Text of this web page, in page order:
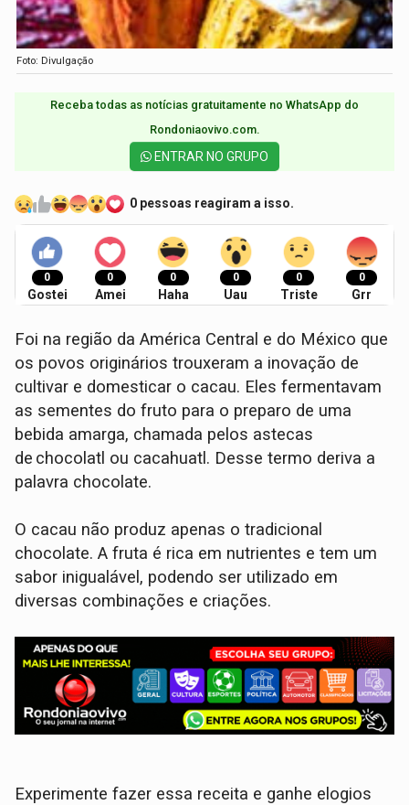
Foto: Divulgação
Receba todas as notícias gratuitamente no WhatsApp do
Rondoniaovivo.com.​
ENTRAR NO GRUPO
0 pessoas reagiram a isso.
0
Gostei
0
Amei
0
Haha
0
Uau
0
Triste
0
Grr
Foi na região da América Central e do México que
os povos originários trouxeram a inovação de
cultivar e domesticar o cacau. Eles fermentavam
as sementes do fruto para o preparo de uma
bebida amarga, chamada pelos astecas
de chocolatl ou cacahuatl. Desse termo deriva a
palavra chocolate.
O cacau não produz apenas o tradicional
chocolate. A fruta é rica em nutrientes e tem um
sabor inigualável, podendo ser utilizado em
diversas combinações e criações.
Experimente fazer essa receita e ganhe elogios